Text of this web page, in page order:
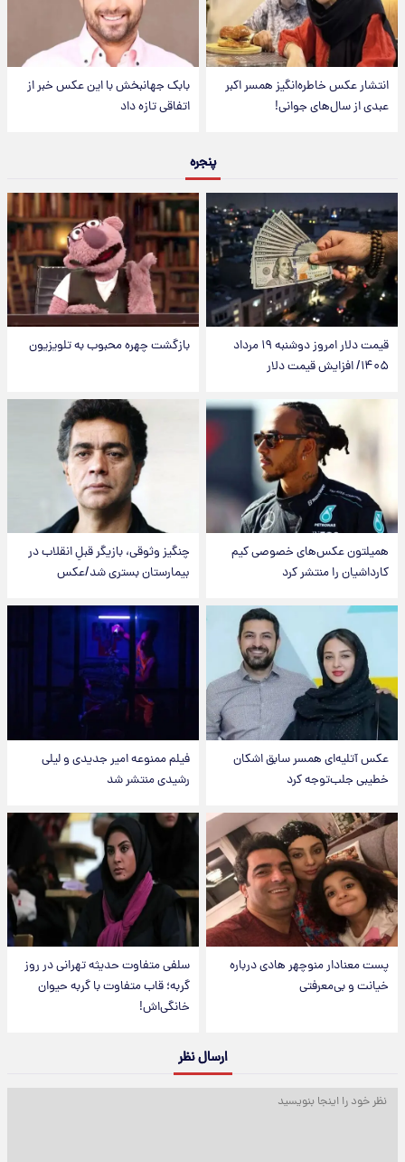
انتشار عکس خاطره‌انگیز همسر اکبر
عبدی از سال‌های جوانی!
بابک جهانبخش با این عکس خبر از
اتفاقی تازه داد
پنجره
قیمت دلار امروز دوشنبه ۱۹ مرداد
۱۴۰۵/ افزایش قیمت دلار
بازگشت چهره محبوب به تلویزیون
همیلتون عکس‌های خصوصی کیم‌
کارداشیان را منتشر کرد
چنگیز وثوقی، بازیگر قبلِ انقلاب در
بیمارستان بستری شد/عکس
عکس‌ آتلیه‌ای همسر سابق اشکان
خطیبی جلب‌توجه کرد
فیلم ممنوعه امیر جدیدی و لیلی
رشیدی منتشر شد
پست معنادار منوچهر هادی درباره
خیانت و بی‌معرفتی
سلفی متفاوت حدیثه تهرانی در روز
گربه؛ قاب متفاوت با گربه حیوان
خانگی‌اش!
ارسال نظر